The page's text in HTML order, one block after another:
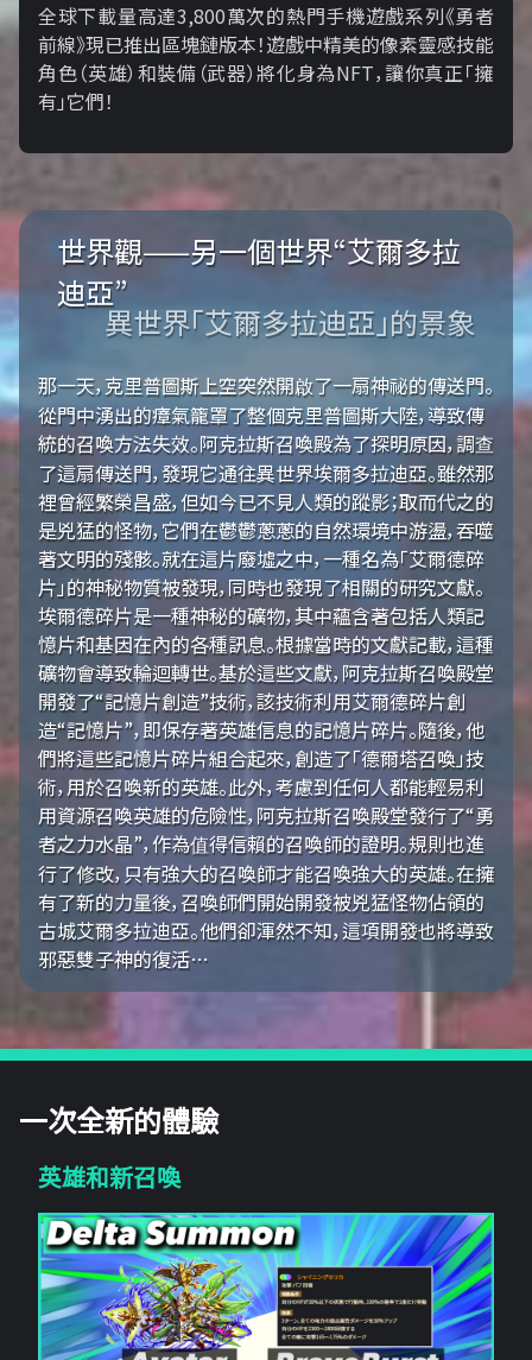
全球下載量高達3,800萬次的熱門手機遊戲系列《勇者
前線》現已推出區塊鏈版本！遊戲中精美的像素靈感技能
角色（英雄）和裝備（武器）將化身為NFT，讓你真正「擁​​
有」它們！
世界觀——另一個世界“艾爾多拉
迪亞”
異世界「艾爾多拉迪亞」的景象
那一天，克里普圖斯上空突然開啟了一扇神祕的傳送門。
從門中湧出的瘴氣籠罩了整個克里普圖斯大陸，導致傳
統的召喚方法失效。阿克拉斯召喚殿為了探明原因，調查
了這扇傳送門，發現它通往異世界埃爾多拉迪亞。雖然那
裡曾經繁榮昌盛，但如今已不見人類的蹤影；取而代之的
是兇猛的怪物，它們在鬱鬱蔥蔥的自然環境中游盪，吞噬
著文明的殘骸。就在這片廢墟之中，一種名為「艾爾德碎
片」的神秘物質被發現，同時也發現了相關的研究文獻。
埃爾德碎片是一種神秘的礦物，其中蘊含著包括人類記
憶片和基因在內的各種訊息。根據當時的文獻記載，這種
礦物會導致輪迴轉世。基於這些文獻，阿克拉斯召喚殿堂
開發了“記憶片創造”技術，該技術利用艾爾德碎片創
造“記憶片”，即保存著英雄信息的記憶片碎片。隨後，他
們將這些記憶片碎片組合起來，創造了「德爾塔召喚」技
術，用於召喚新的英雄。此外，考慮到任何人都能輕易利
用資源召喚英雄的危險性，阿克拉斯召喚殿堂發行了“勇
者之力水晶”，作為值得信賴的召喚師的證明。規則也進
行了修改，只有強大的召喚師才能召喚強大的英雄。在擁
有了新的力量後，召喚師們開始開發被兇猛怪物佔領的
古城艾爾多拉迪亞。他們卻渾然不知，這項開發也將導致
邪惡雙子神的復活…
一次全新的體驗
英雄和新召喚